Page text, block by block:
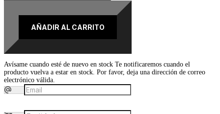
AÑADIR AL CARRITO
Avísame cuando esté de nuevo en stock Te notificaremos cuando el
producto vuelva a estar en stock. Por favor, deja una dirección de correo
electrónico válida.